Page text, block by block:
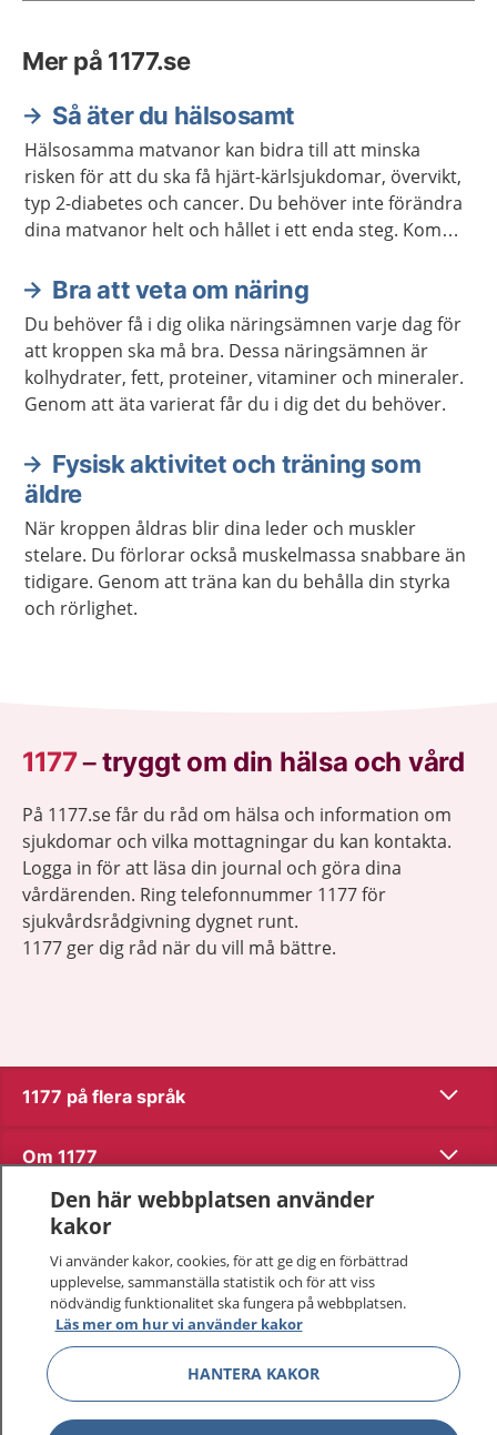
Mer på 1177.se
Så äter du hälsosamt
Hälsosamma matvanor kan bidra till att minska
risken för att du ska få hjärt-kärlsjukdomar, övervikt,
typ 2-diabetes och cancer. Du behöver inte förändra
dina matvanor helt och hållet i ett enda steg. Kom
Bra att veta om näring
Du behöver få i dig olika näringsämnen varje dag för
att kroppen ska må bra. Dessa näringsämnen är
kolhydrater, fett, proteiner, vitaminer och mineraler.
Genom att äta varierat får du i dig det du behöver.
Fysisk aktivitet och träning som
äldre
När kroppen åldras blir dina leder och muskler
stelare. Du förlorar också muskelmassa snabbare än
tidigare. Genom att träna kan du behålla din styrka
och rörlighet.
1177–tryggt om din hälsa och vård
På 1177.se får du råd om hälsa och information om
sjukdomar och vilka mottagningar du kan kontakta.
Logga in för att läsa din journal och göra dina
vårdärenden. Ring telefonnummer 1177 för
sjukvårdsrådgivning dygnet runt.
1177 ger dig råd när du vill må bättre.
1177 på flera språk Visa
Om 1177 Visa
Kontakt
Behandling av personuppgifter
Hantering av kakor
Inställningar för kakor
Den här webbplatsen använder
kakor
Vi använder kakor, cookies, för att ge dig en förbättrad
upplevelse, sammanställa statistik och för att viss
nödvändig funktionalitet ska fungera på webbplatsen.
Läs mer om hur vi använder kakor
HANTERA KAKOR